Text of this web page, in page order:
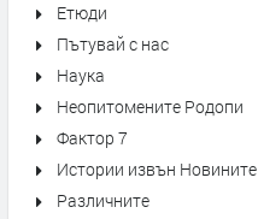
Етюди
Пътувай с нас
Наука
Неопитомените Родопи
Фактор 7
Истории извън Новините
Различните